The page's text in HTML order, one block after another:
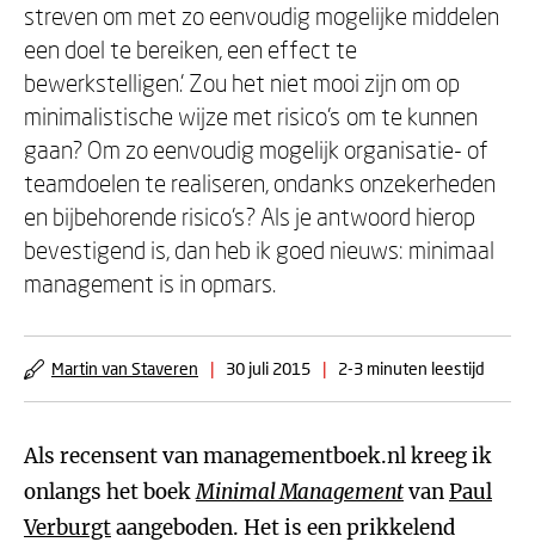
streven om met zo eenvoudig mogelijke middelen
een doel te bereiken, een effect te
bewerkstelligen.' Zou het niet mooi zijn om op
minimalistische wijze met risico’s om te kunnen
gaan? Om zo eenvoudig mogelijk organisatie- of
teamdoelen te realiseren, ondanks onzekerheden
en bijbehorende risico’s? Als je antwoord hierop
bevestigend is, dan heb ik goed nieuws: minimaal
management is in opmars.
Martin van Staveren | 30 juli 2015 | 2-3 minuten leestijd
Als recensent van managementboek.nl kreeg ik
onlangs het boekMinimal ManagementvanPaul
Verburgtaangeboden. Het is een prikkelend